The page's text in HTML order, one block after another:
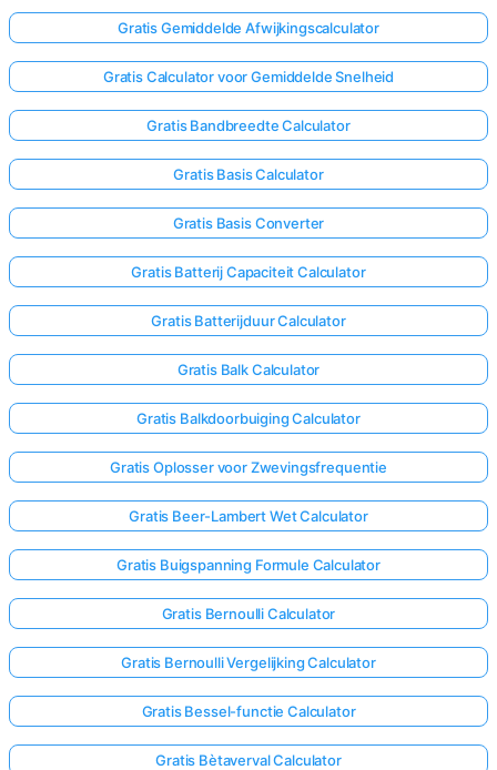
Nog
Geen
Stel
Eerste
Vraag
Gratis Gemiddelde Afwijkingscalculator
Gratis Calculator voor Gemiddelde Snelheid
Gratis Bandbreedte Calculator
Gratis Basis Calculator
Gratis Basis Converter
Gratis Batterij Capaciteit Calculator
Gratis Batterijduur Calculator
Gratis Balk Calculator
Gratis Balkdoorbuiging Calculator
Gratis Oplosser voor Zwevingsfrequentie
Gratis Beer-Lambert Wet Calculator
Gratis Buigspanning Formule Calculator
Gratis Bernoulli Calculator
Gratis Bernoulli Vergelijking Calculator
Gratis Bessel-functie Calculator
Gratis Bètaverval Calculator